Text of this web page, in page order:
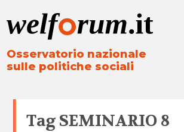
Osservatorio nazionale
sulle politiche sociali
Tag SEMINARIO 8